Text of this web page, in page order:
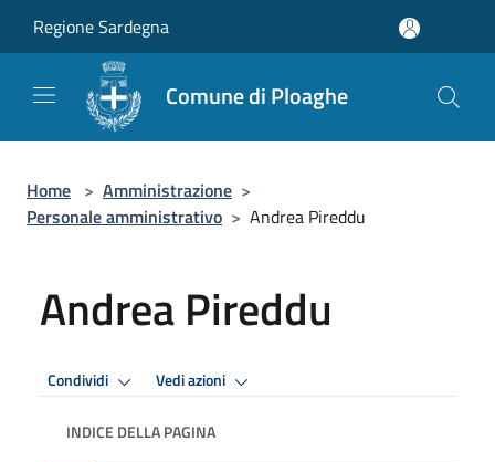
Regione Sardegna
Comune di Ploaghe
Home > Amministrazione >
Personale amministrativo > Andrea Pireddu
Andrea Pireddu
Condividi Vedi azioni
INDICE DELLA PAGINA